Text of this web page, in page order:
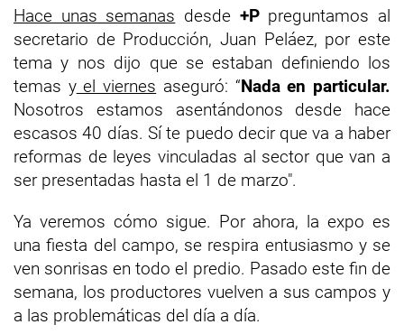
Hace unas semanas desde +Ppreguntamos al
secretario de Producción, Juan Peláez, por este
tema y nos dijo que se estaban definiendo los
temas yel viernes aseguró: “Nada en particular.
Nosotros estamos asentándonos desde hace
escasos 40 días. Sí te puedo decir que va a haber
reformas de leyes vinculadas al sector que van a
ser presentadas hasta el 1 de marzo".
Ya veremos cómo sigue. Por ahora, la expo es
una fiesta del campo, se respira entusiasmo y se
ven sonrisas en todo el predio. Pasado este fin de
semana, los productores vuelven a sus campos y
a las problemáticas del día a día.